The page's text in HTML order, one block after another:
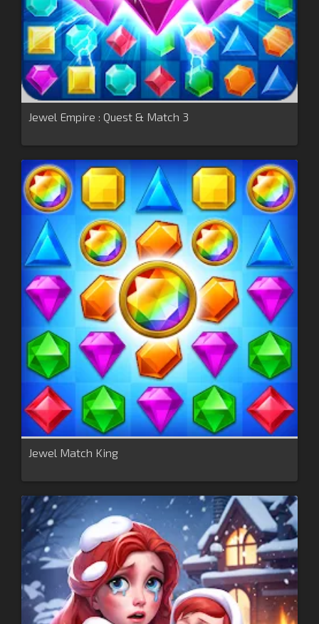
Jewel Empire : Quest & Match 3
Jewel Match King